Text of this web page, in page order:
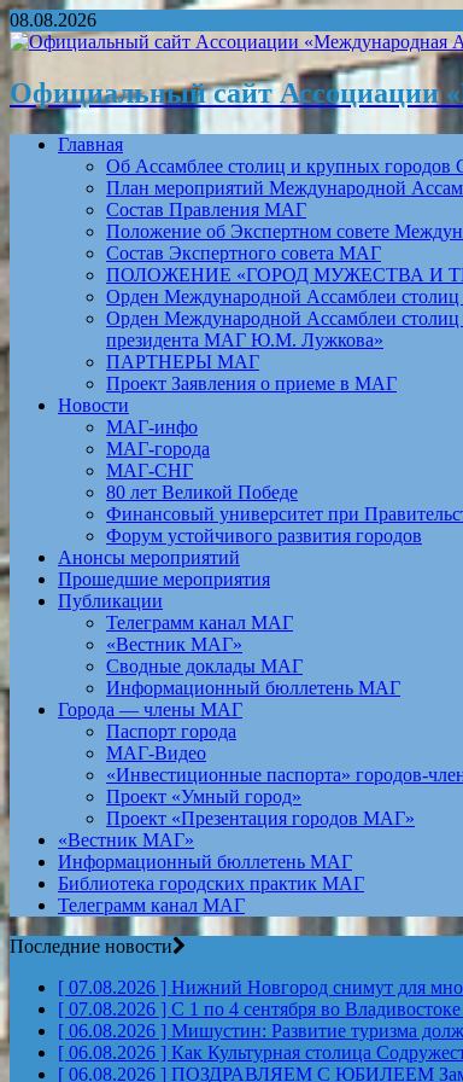
08.08.2026
Официальный сайт Ассоциации
Главная
Об Ассамблее столиц и крупных
План мероприятий Международной
Состав Правления МАГ
Положение об Экспертном совете
Состав Экспертного совета МАГ
ПОЛОЖЕНИЕ «ГОРОД МУЖЕСТВА И
Орден Международной Ассамблеи столиц
Орден Международной Ассамблеи
президента МАГ Ю.М. Лужкова»
ПАРТНЕРЫ МАГ
Проект Заявления о приеме в МАГ
Новости
МАГ-инфо
МАГ-города
МАГ-СНГ
80 лет Великой Победе
Финансовый университет при
Форум устойчивого развития городов
Анонсы мероприятий
Прошедшие мероприятия
Публикации
Телеграмм канал МАГ
«Вестник МАГ»
Сводные доклады МАГ
Информационный бюллетень МАГ
Города — члены МАГ
Паспорт города
МАГ-Видео
«Инвестиционные паспорта» городов-
Проект «Умный город»
Проект «Презентация городов МАГ»
«Вестник МАГ»
Информационный бюллетень МАГ
Библиотека городских практик МАГ
Телеграмм канал МАГ
Последние новости
[ 07.08.2026 ] Нижний Новгород снимут для
[ 07.08.2026 ] С 1 по 4 сентября во
[ 06.08.2026 ] Мишустин: Развитие туризма
[ 06.08.2026 ] Как Культурная столица
[ 06.08.2026 ] ПОЗДРАВЛЯЕМ С ЮБИЛЕЕМ